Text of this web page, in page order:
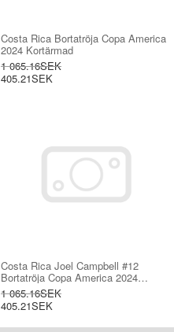
Costa Rica Bortatröja Copa America
2024 Kortärmad
1 065.16SEK
405.21SEK
Costa Rica Joel Campbell #12
Bortatröja Copa America 2024
Kortärmad
1 065.16SEK
405.21SEK